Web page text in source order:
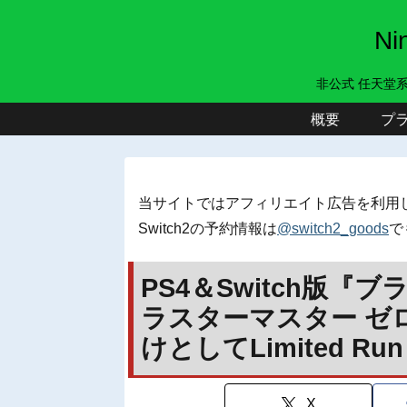
非公式 任天堂
概要 プ
当サイトではアフィリエイト広告を利用
Switch2の予約情報は@switch2_goodsで
PS4＆Switch版『ブ
ラスターマスター ゼ
けとしてLimited
X